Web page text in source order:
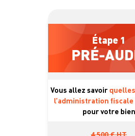
Étape 1
PRÉ-
Vous allez savoir
l’administration
pour votre bien